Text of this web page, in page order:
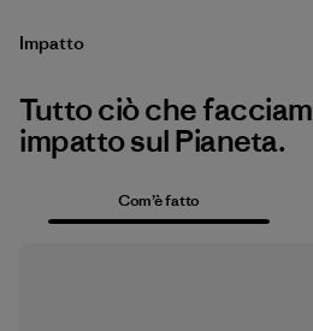
Impatto
Tutto ciò che
impatto sul Pianeta.
Com’è fatto